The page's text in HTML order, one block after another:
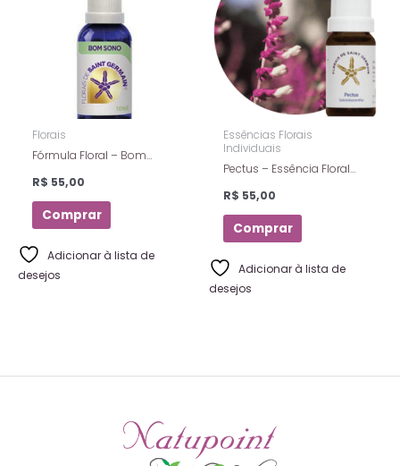
Florais
Fórmula Floral – Bom
Germain – Spray – 10 Ml
R$ 55,00
Comprar
Adicionar à lista de
desejos
Essências Florais
Individuais
Pectus – Essência Floral
Germain – 10ml
R$ 55,00
Comprar
Adicionar à lista de
desejos